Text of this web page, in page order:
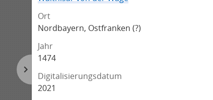
Ort
Nordbayern, Ostfranken (?)
Jahr
1474
Digitalisierungsdatum
2021